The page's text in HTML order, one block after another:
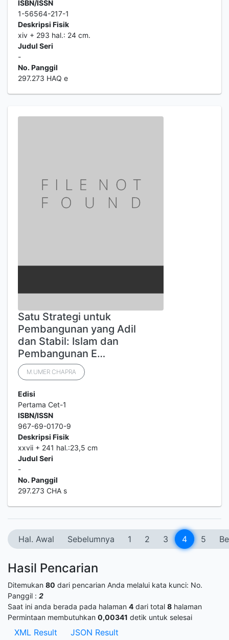
ISBN/ISSN
1-56564-217-1
Deskripsi Fisik
xiv + 293 hal.: 24 cm.
Judul Seri
-
No. Panggil
297.273 HAQ e
Satu Strategi untuk
Pembangunan yang Adil
dan Stabil: Islam dan
Pembangunan E…
M.UMER CHAPRA
Edisi
Pertama Cet-1
ISBN/ISSN
967-69-0170-9
Deskripsi Fisik
xxvii + 241 hal.:23,5 cm
Judul Seri
-
No. Panggil
297.273 CHA s
Hal. Awal Sebelumnya 1 2 3 4 5
Hasil Pencarian
Ditemukan 80 dari pencarian Anda melalui kata kunci: No.
Panggil : 2
Saat ini anda berada pada halaman 4 dari total 8 halaman
Permintaan membutuhkan 0,00341 detik untuk selesai
XML Result JSON Result